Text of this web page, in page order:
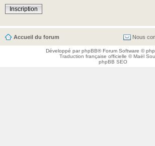
Inscription
Accueil du forum Nous
Développé parphpBB® Forum Software ©
Traduction française officielle ©Maël
phpBB SEO